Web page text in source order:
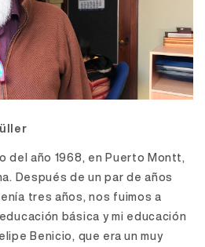
del año 1968, en Puerto Montt,
Después de un par de años
tres años, nos fuimos a
básica y mi educación
Benicio, que era un muy